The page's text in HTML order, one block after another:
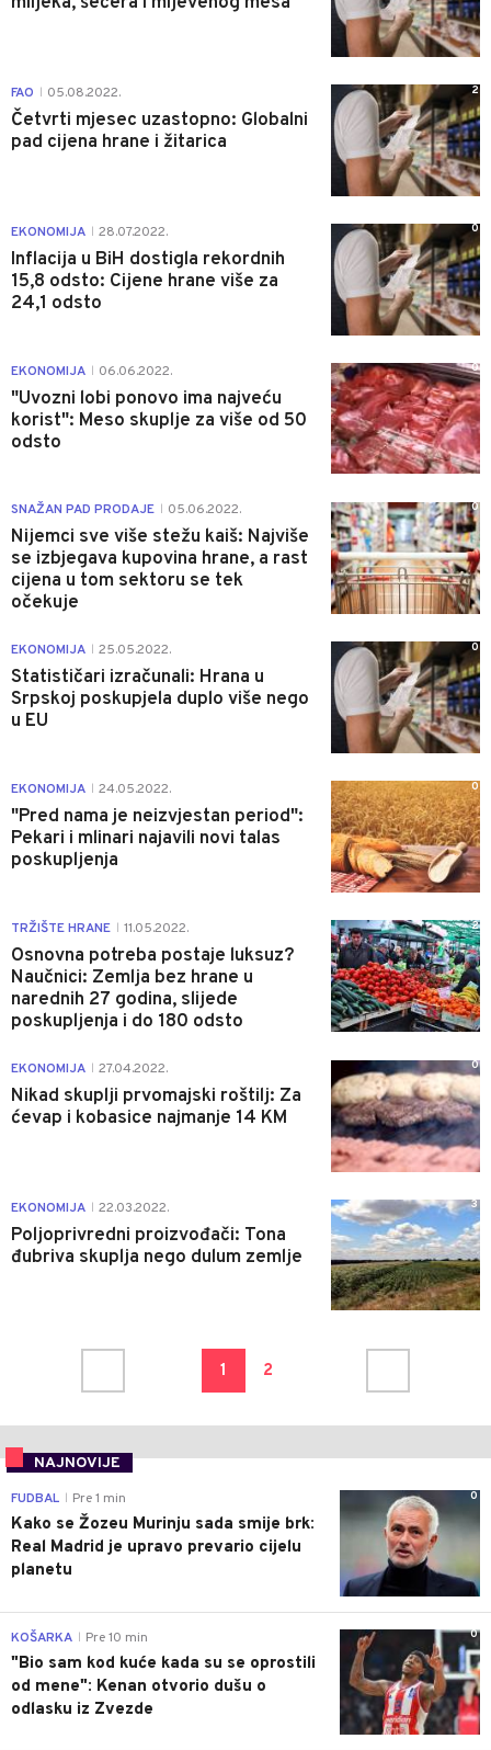
FAO 05.08.2022.
Četvrti mjesec uzastopno: Globalni
pad cijena hrane i žitarica
2
EKONOMIJA 28.07.2022.
Inflacija u BiH dostigla rekordnih
15,8 odsto: Cijene hrane više za
24,1 odsto
0
EKONOMIJA 06.06.2022.
"Uvozni lobi ponovo ima najveću
korist": Meso skuplje za više od 50
odsto
0
SNAŽAN PAD PRODAJE 05.06.2022.
Nijemci sve više stežu kaiš: Najviše
se izbjegava kupovina hrane, a rast
cijena u tom sektoru se tek
očekuje
0
EKONOMIJA 25.05.2022.
Statističari izračunali: Hrana u
Srpskoj poskupjela duplo više nego
u EU
0
EKONOMIJA 24.05.2022.
"Pred nama je neizvjestan period":
Pekari i mlinari najavili novi talas
poskupljenja
0
TRŽIŠTE HRANE 11.05.2022.
Osnovna potreba postaje luksuz?
Naučnici: Zemlja bez hrane u
narednih 27 godina, slijede
poskupljenja i do 180 odsto
2
EKONOMIJA 27.04.2022.
Nikad skuplji prvomajski roštilj: Za
ćevap i kobasice najmanje 14 KM
0
EKONOMIJA 22.03.2022.
Poljoprivredni proizvođači: Tona
đubriva skuplja nego dulum zemlje
3
1 2
NAJNOVIJE
0
FUDBAL Pre 1 min
Kako se Žozeu Murinju sada smije brk:
Real Madrid je upravo prevario cijelu
planetu
0
KOŠARKA Pre 10 min
"Bio sam kod kuće kada su se oprostili
od mene": Kenan otvorio dušu o
odlasku iz Zvezde